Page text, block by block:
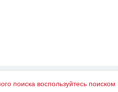
поиска воспользуйтесь